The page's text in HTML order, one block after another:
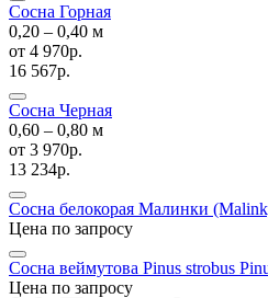
Сосна Горная
0,20 ‒ 0,40 м
от 4 970р.
16 567р.
Сосна Черная
0,60 ‒ 0,80 м
от 3 970р.
13 234р.
Сосна белокорая Малинки
Цена по запросу
Сосна веймутова Pinus strobus
Цена по запросу